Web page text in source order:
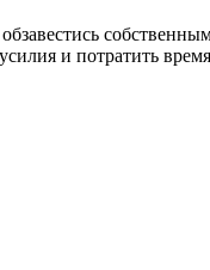
и потратить